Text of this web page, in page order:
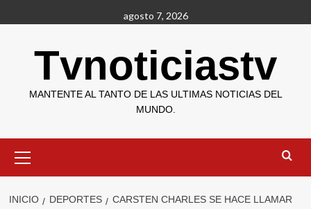
al
agosto 7, 2026
Tvnoticiastv
MANTENTE AL TANTO DE LAS ULTIMAS NOTICIAS DEL
MUNDO.
primario
INICIO DEPORTES
CARSTEN CHARLES SE HACE LLAMAR